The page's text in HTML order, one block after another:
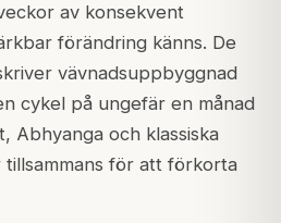
av konsekvent
förändring känns. De
vävnadsuppbyggnad
cykel på ungefär en månad
Abhyanga och klassiska
för att förkorta